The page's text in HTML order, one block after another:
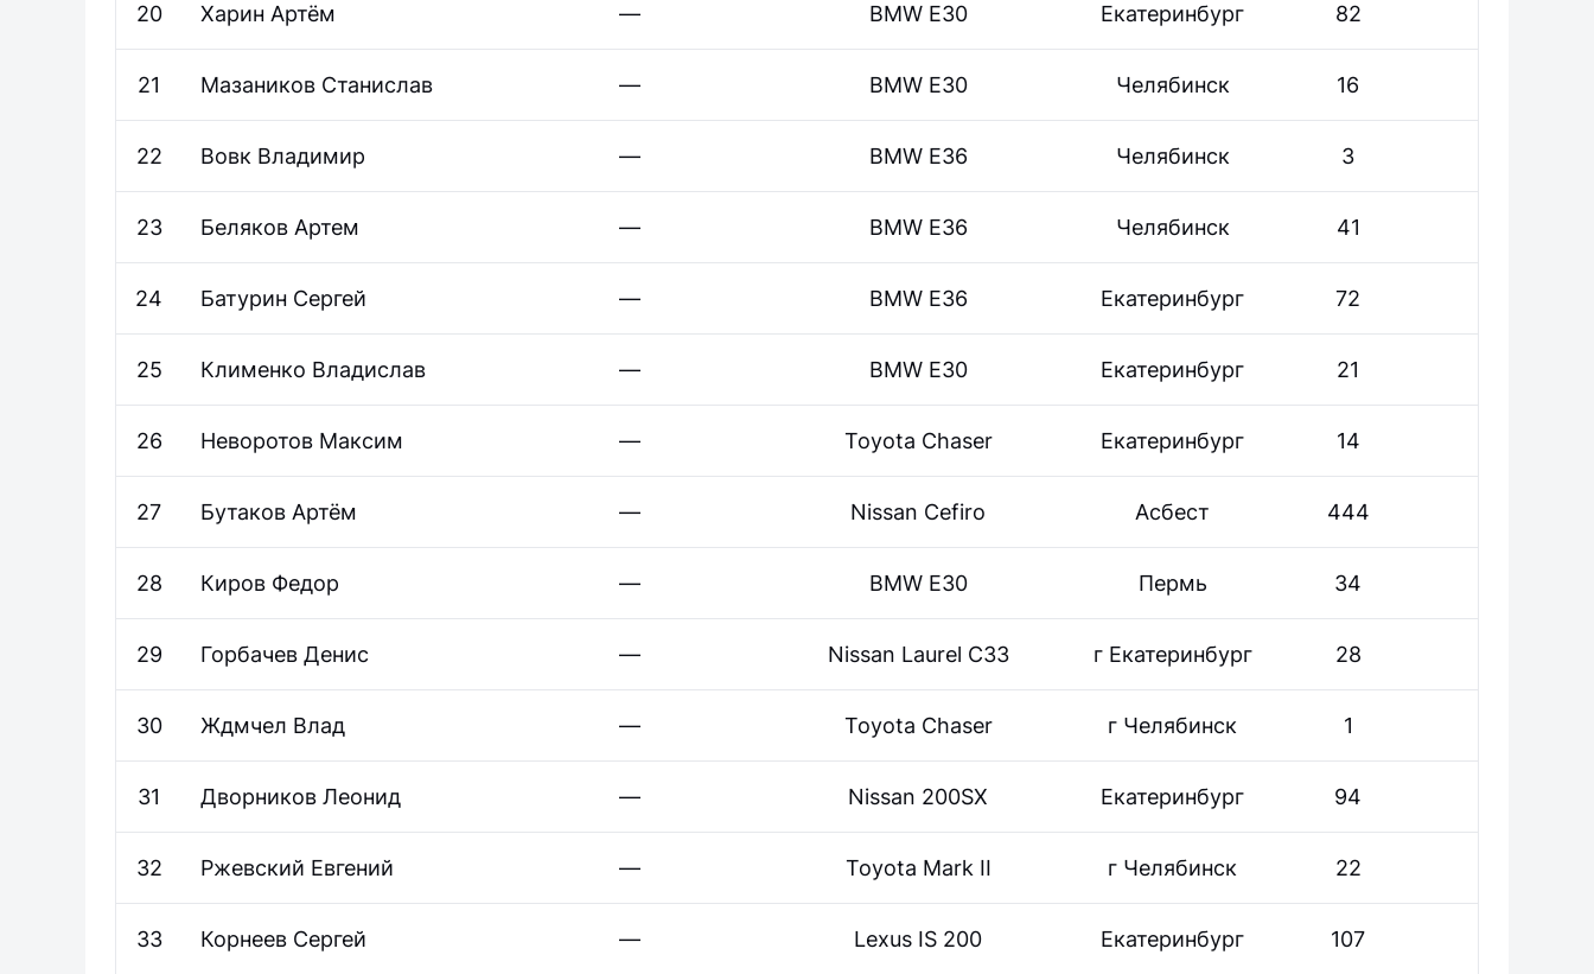
20 Харин Артём — BMW E30 Екатеринбург 82
21 Мазаников Станислав — BMW E30 Челябинск 16
22 Вовк Владимир — BMW E36 Челябинск 3
23 Беляков Артем — BMW E36 Челябинск 41
24 Батурин Сергей — BMW E36 Екатеринбург 72
25 Клименко Владислав — BMW E30 Екатеринбург 21
26 Неворотов Максим — Toyota Chaser Екатеринбург 14
27 Бутаков Артём — Nissan Cefiro Асбест 444
28 Киров Федор — BMW E30 Пермь 34
29 Горбачев Денис — Nissan Laurel C33 г Екатеринбург 28
30 Ждмчел Влад — Toyota Chaser г Челябинск 1
31 Дворников Леонид — Nissan 200SX Екатеринбург 94
32 Ржевский Евгений — Toyota Mark II г Челябинск 22
33 Корнеев Сергей — Lexus IS 200 Екатеринбург 107